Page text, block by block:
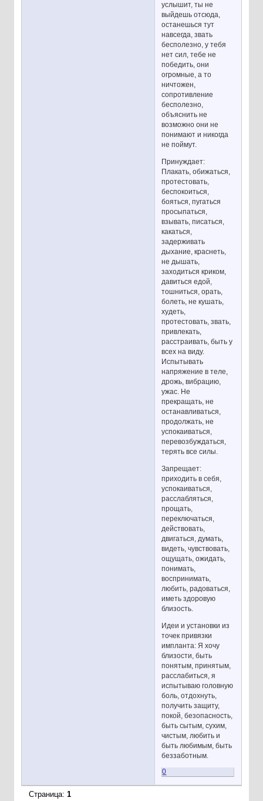
услышит, ты не
выйдешь отсюда,
останешься тут
навсегда, звать
бесполезно, у тебя
нет сил, тебе не
победить, они
огромные, а то
ничтожен,
сопротивление
бесполезно,
объяснить не
возможно они не
понимают и никогда
не поймут.
Принуждает:
Плакать, обижаться,
протестовать,
беспокоиться,
бояться, пугаться
просыпаться,
взывать, писаться,
какаться,
задерживать
дыхание, краснеть,
не дышать,
заходиться криком,
давиться едой,
тошниться, орать,
болеть, не кушать,
худеть,
протестовать, звать,
привлекать,
расстраивать, быть у
всех на виду.
Испытывать
напряжение в теле,
дрожь, вибрацию,
ужас. Не
прекращать, не
останавливаться,
продолжать, не
успокаиваться,
перевозбуждаться,
терять все силы.
Запрещает:
приходить в себя,
успокаиваться,
расслабляться,
прощать,
переключаться,
действовать,
двигаться, думать,
видеть, чувствовать,
ощущать, ожидать,
понимать,
воспринимать,
любить, радоваться,
иметь здоровую
близость.
Идеи и установки из
точек привязки
импланта: Я хочу
близости, быть
понятым, принятым,
расслабиться, я
испытываю головную
боль, отдохнуть,
получить защиту,
покой, безопасность,
быть сытым, сухим,
чистым, любить и
быть любимым, быть
беззаботным.
0
Страница: 1